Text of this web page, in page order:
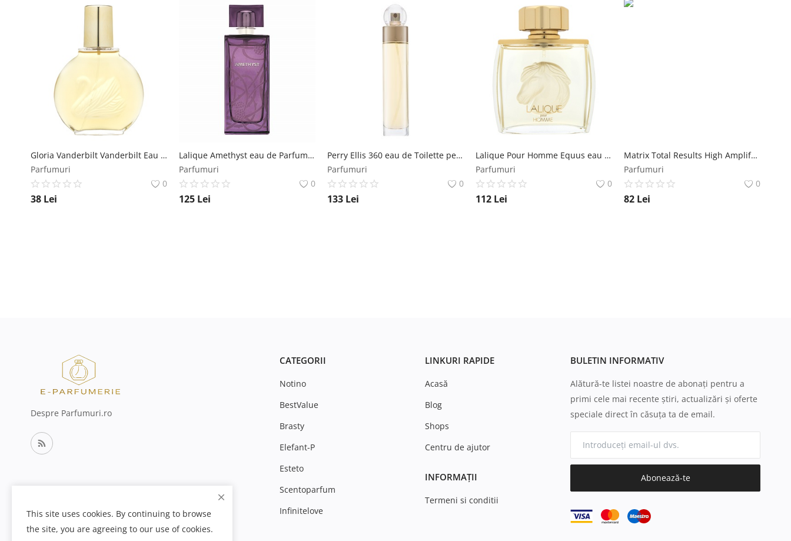
Gloria Vanderbilt Vanderbilt Eau de Toilette femei 100 ml Gloria Vanderbilt
Parfumuri
0
38 Lei
Lalique Amethyst eau de Parfum pentru femei 100 ml Lalique
Parfumuri
0
125 Lei
Perry Ellis 360 eau de Toilette pentru femei 100 ml Perry Ellis
Parfumuri
0
133 Lei
Lalique Pour Homme Equus eau de Parfum pentru barbati 75 ml Lalique
Parfumuri
0
112 Lei
Matrix Total Results High Amplify Conditioner balsam pentru păr fin 1000 ml Matrix
Parfumuri
0
82 Lei
Despre Parfumuri.ro
CATEGORII
Notino
BestValue
Brasty
Elefant-P
Esteto
Scentoparfum
Infinitelove
LINKURI RAPIDE
Acasă
Blog
Shops
Centru de ajutor
INFORMAȚII
Termeni si conditii
BULETIN INFORMATIV
Alătură-te listei noastre de abonați pentru a
primi cele mai recente știri, actualizări și oferte
speciale direct în căsuța ta de email.
Abonează-te
This site uses cookies. By continuing to browse
the site, you are agreeing to our use of cookies.